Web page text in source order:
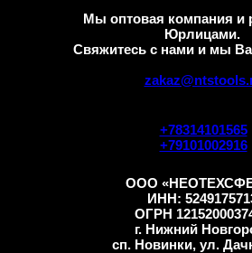
+78314101565
+79101002916
ООО
ИНН:
ОГРН
г. Нижний
сп. Новинки, ул.
Мы оптовая компания и
Юрлицами.
Свяжитесь с нами и мы